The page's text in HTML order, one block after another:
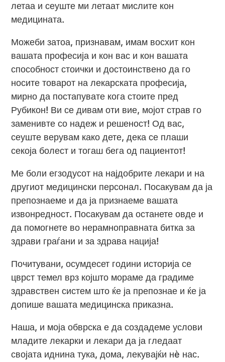
летаа и сеуште ми летаат мислите кон
медицината.
Можеби затоа, признавам, имам восхит кон
вашата професија и кон вас и кон вашата
способност стоички и достоинствено да го
носите товарот на лекарската професија,
мирно да постапувате кога стоите пред
Рубикон! Ви се дивам оти вие, мојот страв го
заменивте со надеж и решеност! Од вас,
сеуште верувам како дете, дека се плаши
секоја болест и тогаш бега од пациентот!
Ме боли егзодусот на најдобрите лекари и на
другиот медицински персонал. Посакувам да ја
препознаеме и да ја признаеме вашата
извонредност. Посакувам да останете овде и
да помогнете во нерамноправната битка за
здрави граѓани и за здрава нација!
Почитувани, осумдесет години историја се
цврст темел врз којшто мораме да градиме
здравствен систем што ќе ја препознае и ќе ја
допише вашата медицинска приказна.
Наша, и моја обврска е да создадеме услови
младите лекарки и лекари да ја гледаат
својата иднина тука, дома, лекувајќи нè нас.